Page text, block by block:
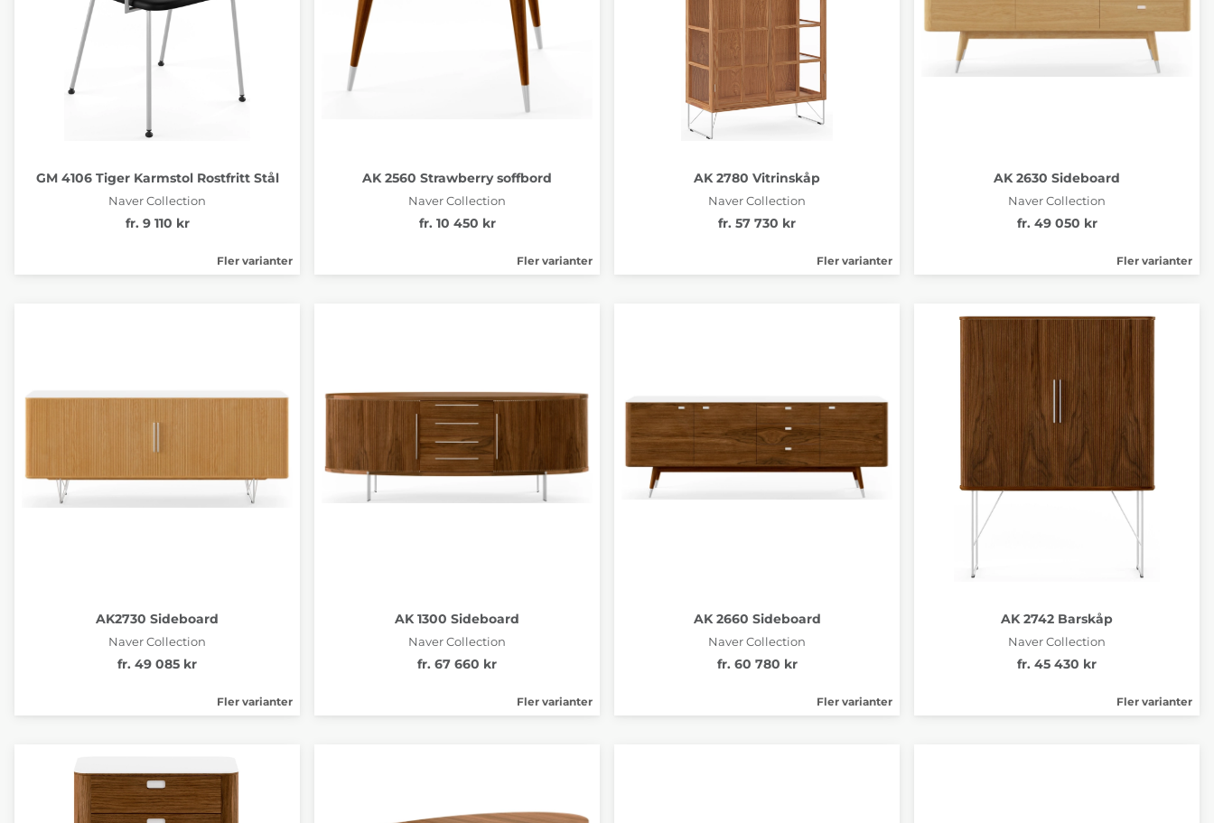
GM 4106 Tiger Karmstol Rostfritt Stål
Naver Collection
fr. 9 110 kr
Fler varianter
AK 2560 Strawberry soffbord
Naver Collection
fr. 10 450 kr
Fler varianter
AK 2780 Vitrinskåp
Naver Collection
fr. 57 730 kr
Fler varianter
AK 2630 Sideboard
Naver Collection
fr. 49 050 kr
Fler varianter
AK2730 Sideboard
Naver Collection
fr. 49 085 kr
Fler varianter
AK 1300 Sideboard
Naver Collection
fr. 67 660 kr
Fler varianter
AK 2660 Sideboard
Naver Collection
fr. 60 780 kr
Fler varianter
AK 2742 Barskåp
Naver Collection
fr. 45 430 kr
Fler varianter